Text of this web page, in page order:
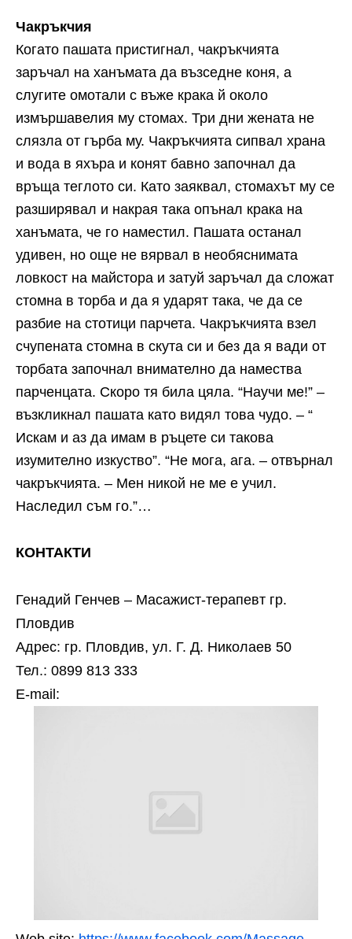
Чакръкчия
Когато пашата пристигнал, чакръкчията
заръчал на ханъмата да възседне коня, а
слугите омотали с въже крака й около
измършавелия му стомах. Три дни жената не
слязла от гърба му. Чакръкчията сипвал храна
и вода в яхъра и конят бавно започнал да
връща теглото си. Като заяквал, стомахът му се
разширявал и накрая така опънал крака на
ханъмата, че го наместил. Пашата останал
удивен, но още не вярвал в необяснимата
ловкост на майстора и затуй заръчал да сложат
стомна в торба и да я ударят така, че да се
разбие на стотици парчета. Чакръкчията взел
счупената стомна в скута си и без да я вади от
торбата започнал внимателно да намества
парченцата. Скоро тя била цяла. “Научи ме!” –
възкликнал пашата като видял това чудо. – “
Искам и аз да имам в ръцете си такова
изумително изкуство”. “Не мога, ага. – отвърнал
чакръкчията. – Мен никой не ме е учил.
Наследил съм го.”…
КОНТАКТИ
Генадий Генчев – Масажист-терапевт гр.
Пловдив
Адрес: гр. Пловдив, ул. Г. Д. Николаев 50
Тел.: 0899 813 333
Е-mail: